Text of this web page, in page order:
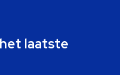
laatste